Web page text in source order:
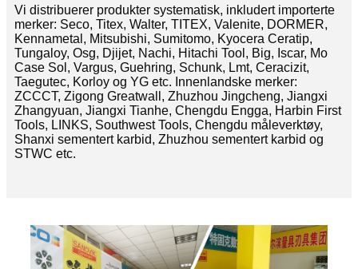
Vi distribuerer produkter systematisk, inkludert importerte
merker: Seco, Titex, Walter, TITEX, Valenite, DORMER,
Kennametal, Mitsubishi, Sumitomo, Kyocera Ceratip,
Tungaloy, Osg, Djijet, Nachi, Hitachi Tool, Big, Iscar, Mo
Case Sol, Vargus, Guehring, Schunk, Lmt, Ceracizit,
Taegutec, Korloy og YG etc. Innenlandske merker:
ZCCCT, Zigong Greatwall, Zhuzhou Jingcheng, Jiangxi
Zhangyuan, Jiangxi Tianhe, Chengdu Engga, Harbin First
Tools, LINKS, Southwest Tools, Chengdu måleverktøy,
Shanxi sementert karbid, Zhuzhou sementert karbid og
STWC etc.